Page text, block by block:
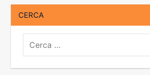
CERCA
Cerca: